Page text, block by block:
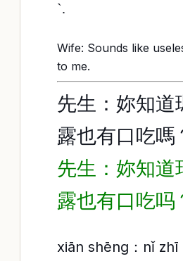
ˋ.
Wife: Sounds like
to me.
先生：妳知道
露也有口吃嗎
先生：妳知道
露也有口吃吗
xiān shēng：nǐ zhī